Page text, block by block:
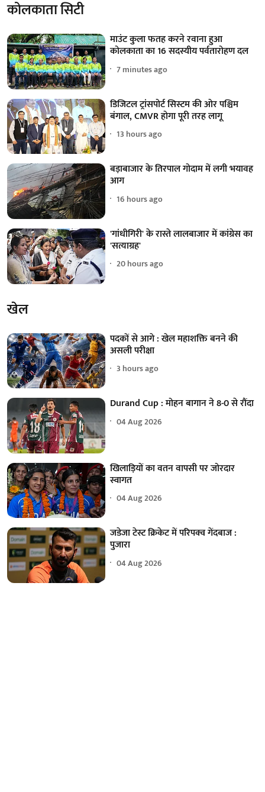
कोलकाता सिटी
माउंट कुला फतह करने रवाना हुआ
कोलकाता का 16 सदस्यीय पर्वतारोहण दल
7 minutes ago
डिजिटल ट्रांसपोर्ट सिस्टम की ओर पश्चिम
बंगाल, CMVR होगा पूरी तरह लागू
13 hours ago
बड़ाबाजार के तिरपाल गोदाम में लगी भयावह
आग
16 hours ago
'गांधीगिरी' के रास्ते लालबाजार में कांग्रेस का
'सत्याग्रह'
20 hours ago
खेल
पदकों से आगे : खेल महाशक्ति बनने की
असली परीक्षा
3 hours ago
Durand Cup : मोहन बागान ने 8-0 से रौंदा
04 Aug 2026
खिलाड़ियों का वतन वापसी पर जोरदार
स्वागत
04 Aug 2026
जडेजा टेस्ट क्रिकेट में परिपक्व गेंदबाज :
पुजारा
04 Aug 2026